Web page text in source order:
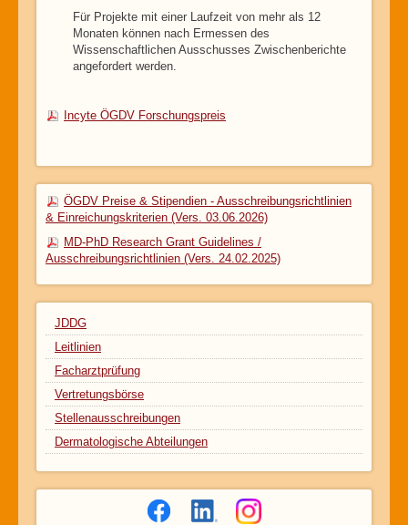
Für Projekte mit einer Laufzeit von mehr als 12
Monaten können nach Ermessen des
Wissenschaftlichen Ausschusses Zwischenberichte
angefordert werden.
Incyte ÖGDV Forschungspreis
ÖGDV Preise & Stipendien - Ausschreibungsrichtlinien
& Einreichungskriterien (Vers. 03.06.2026)
MD-PhD Research Grant Guidelines /
Ausschreibungsrichtlinien (Vers. 24.02.2025)
JDDG
Leitlinien
Facharztprüfung
Vertretungsbörse
Stellenausschreibungen
Dermatologische Abteilungen